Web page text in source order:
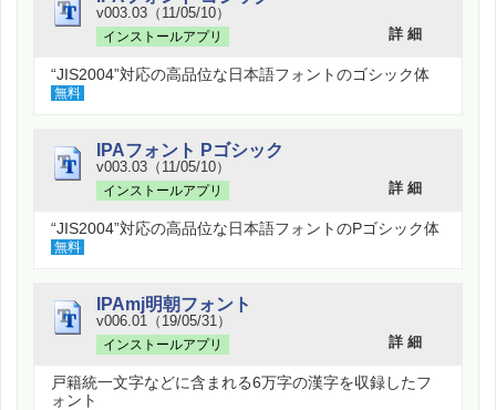
v003.03（11/05/10）
インストールアプリ
詳 細
“JIS2004”対応の高品位な日本語フォントのゴシック体
無料
IPAフォント Pゴシック
v003.03（11/05/10）
インストールアプリ
詳 細
“JIS2004”対応の高品位な日本語フォントのPゴシック体
無料
IPAmj明朝フォント
v006.01（19/05/31）
インストールアプリ
詳 細
戸籍統一文字などに含まれる6万字の漢字を収録したフ
ォント